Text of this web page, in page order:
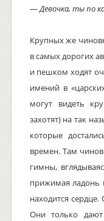
—Девочка, ты по
Крупных же
в самых дорогих
и пешком ходят
имений в
могут видеть
захотят) на так
которые
времен. Там
гимны,
прижимая ладонь
находится
Они только